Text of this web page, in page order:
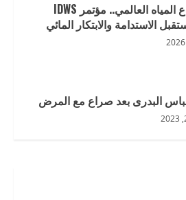
المملكة في قلب قطاع المياه العالمي.. مؤتمر IDWS
البدرى بعد صراع مع المرض